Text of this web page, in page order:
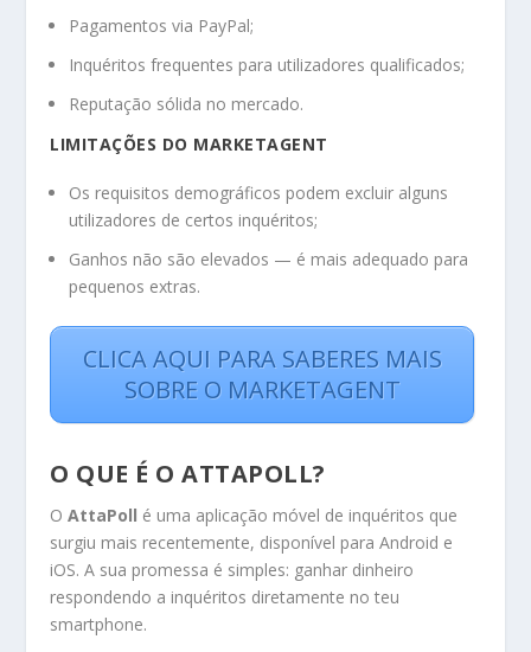
Pagamentos via PayPal;
Inquéritos frequentes para utilizadores qualificados;
Reputação sólida no mercado.
LIMITAÇÕES DO MARKETAGENT
Os requisitos demográficos podem excluir alguns
utilizadores de certos inquéritos;
Ganhos não são elevados — é mais adequado para
pequenos extras.
CLICA AQUI PARA SABERES MAIS
SOBRE O MARKETAGENT
O QUE É O ATTAPOLL?
OAttaPoll é uma aplicação móvel de inquéritos que
surgiu mais recentemente, disponível para Android e
iOS. A sua promessa é simples: ganhar dinheiro
respondendo a inquéritos diretamente no teu
smartphone.